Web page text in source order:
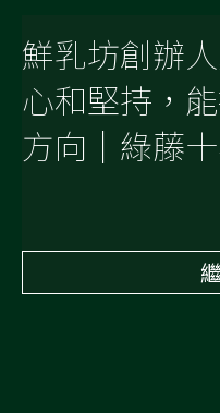
鮮乳坊創辦
心和堅持，
方向｜綠藤